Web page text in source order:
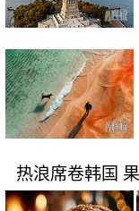
热浪席卷韩国